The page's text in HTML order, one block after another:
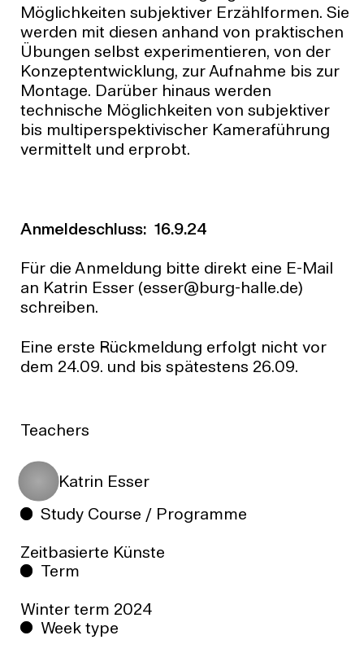
Möglichkeiten subjektiver Erzählformen. Sie
werden mit diesen anhand von praktischen
Übungen selbst experimentieren, von der
Konzeptentwicklung, zur Aufnahme bis zur
Montage. Darüber hinaus werden
technische Möglichkeiten von subjektiver
bis multiperspektivischer Kameraführung
vermittelt und erprobt.
Anmeldeschluss: 16.9.24
Für die Anmeldung bitte direkt eine E-Mail
an Katrin Esser (esser@burg-halle.de)
schreiben.
Eine erste Rückmeldung erfolgt nicht vor
dem 24.09. und bis spätestens 26.09.
Teachers
Katrin Esser
Study Course / Programme
Zeitbasierte Künste
Term
Winter term 2024
Week type